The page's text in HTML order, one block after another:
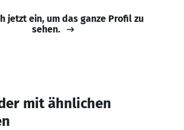
jetzt ein, um das ganze Profil zu
sehen.
mit ähnlichen